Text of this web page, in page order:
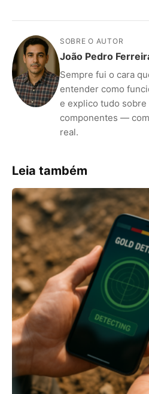
SOBRE O AUTOR
João Pedro
Sempre fui o cara
entender como
e explico tudo
componentes —
real.
Leia também